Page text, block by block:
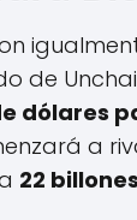
de
dólares
a
22